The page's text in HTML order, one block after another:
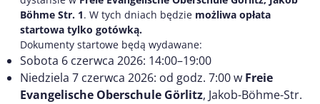
Böhme Str. 1. W tych dniach będzie możliwa opłata
startowa tylko gotówką.
Dokumenty startowe będą wydawane:
Sobota 6 czerwca 2026: 14:00–19:00
Niedziela 7 czerwca 2026: od godz. 7:00 w Freie
Evangelische Oberschule Görlitz, Jakob-Böhme-Str.